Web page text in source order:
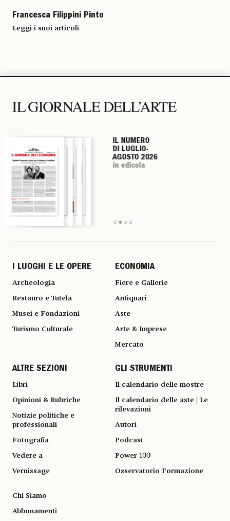
Francesca Filippini Pinto
Leggi i suoi articoli
IL NUMERO
DI LUGLIO-
AGOSTO 2026
in edicola
IL NUMERO
DI LUGLIO-
AGOSTO 2026
in edicola
IL NUMERO
DI LUGLIO-
AGOSTO 2026
in edicola
IL NUMERO
DI LUGLIO-
AGOSTO 2026
in edicola
I LUOGHI E LE OPERE
Archeologia
Restauro e Tutela
Musei e Fondazioni
Turismo Culturale
ECONOMIA
Fiere e Gallerie
Antiquari
Aste
Arte & Imprese
Mercato
ALTRE SEZIONI
Libri
Opinioni & Rubriche
Notizie politiche e
professionali
Fotografia
Vedere a
Vernissage
GLI STRUMENTI
Il calendario delle mostre
Il calendario delle aste | Le
rilevazioni
Autori
Podcast
Power 100
Osservatorio Formazione
Chi Siamo
Abbonamenti